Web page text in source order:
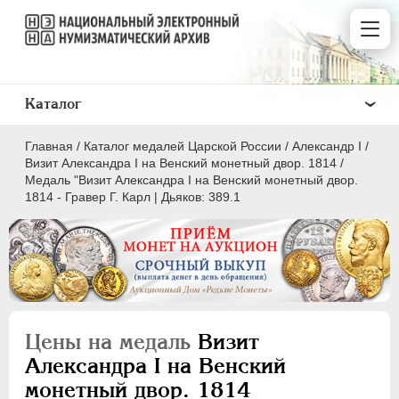
Главная / Каталог медалей Царской России / Александр I /
Визит Александра I на Венский монетный двор. 1814 /
Медаль "Визит Александра I на Венский монетный двор.
1814 - Гравер Г. Карл | Дьяков: 389.1
Цены на медаль Визит
Александра I на Венский
монетный двор. 1814
Каталог
ВСЕ
ПEТР I 1699-1725
ПЕТР II
АННА ИОАННОВНА 1730-1740
ИОАНН АНТОНОВИЧ 1740-1741